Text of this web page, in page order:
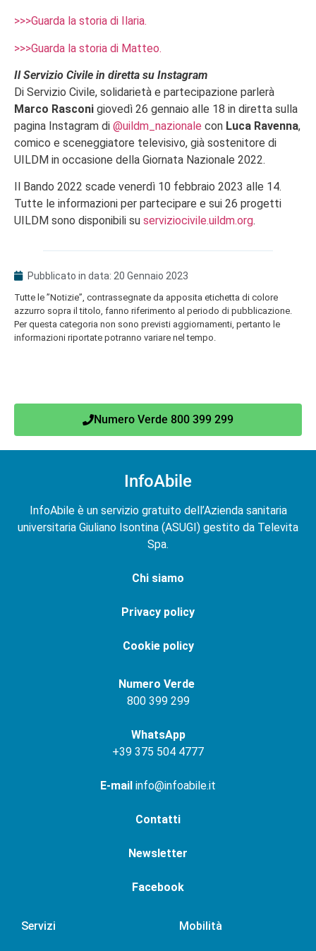
>>>Guarda la storia di Ilaria.
>>>Guarda la storia di Matteo.
Il Servizio Civile in diretta su Instagram
Di Servizio Civile, solidarietà e partecipazione parlerà
Marco Rasconi giovedì 26 gennaio alle 18 in diretta sulla
pagina Instagram di @uildm_nazionale con Luca Ravenna,
comico e sceneggiatore televisivo, già sostenitore di
UILDM in occasione della Giornata Nazionale 2022.
Il Bando 2022 scade venerdì 10 febbraio 2023 alle 14.
Tutte le informazioni per partecipare e sui 26 progetti
UILDM sono disponibili su serviziocivile.uildm.org.
Pubblicato in data: 20 Gennaio 2023
Tutte le ”Notizie”, contrassegnate da apposita etichetta di colore
azzurro sopra il titolo, fanno riferimento al periodo di pubblicazione.
Per questa categoria non sono previsti aggiornamenti, pertanto le
informazioni riportate potranno variare nel tempo.
Numero Verde 800 399 299
InfoAbile
InfoAbile è un servizio gratuito dell’Azienda sanitaria
universitaria Giuliano Isontina (ASUGI) gestito da Televita
Spa.
Chi siamo
Privacy policy
Cookie policy
Numero Verde
800 399 299
WhatsApp
+39 375 504 4777
E-mail info@infoabile.it
Contatti
Newsletter
Facebook
Servizi Mobilità